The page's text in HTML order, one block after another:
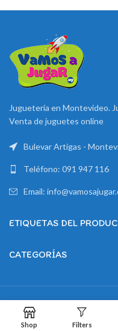
Juguetería en Montevideo.
Venta de juguetes online
Bulevar Artigas -
Teléfono: 091 947 116
Email:
ETIQUETAS DEL
CATEGORÍAS
Shop Filters